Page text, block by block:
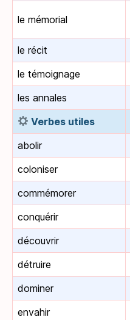
le mémorial
le récit
le témoignage
les annales
Verbes utiles
abolir
coloniser
commémorer
conquérir
découvrir
détruire
dominer
envahir